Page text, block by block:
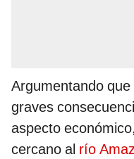
Argumentando
graves
aspecto
cercano al río